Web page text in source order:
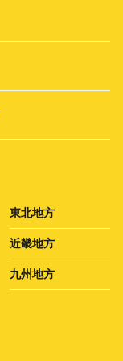
東北地方
近畿地方
九州地方